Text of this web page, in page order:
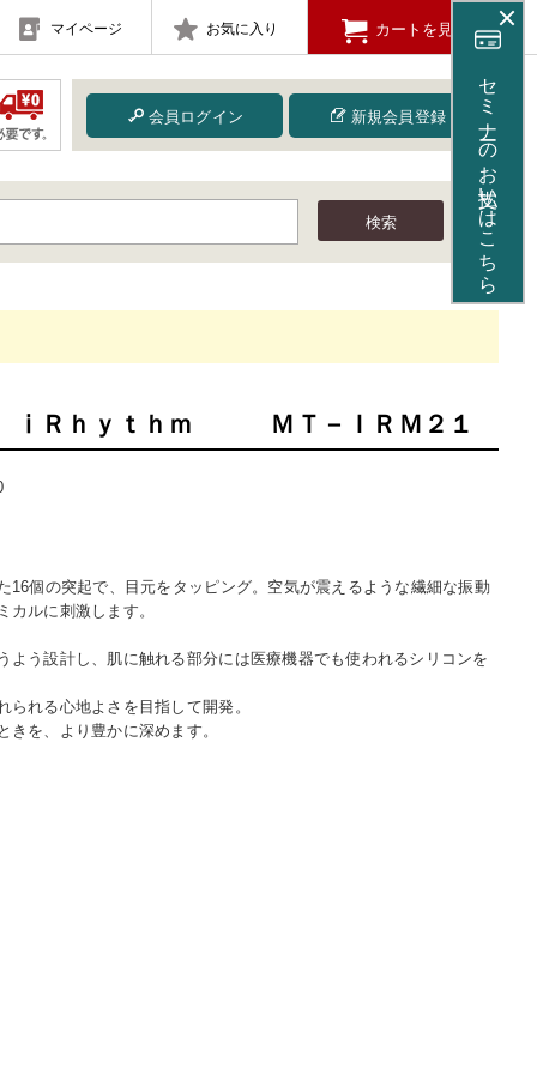
マイページ お気に入り カートを見る
会員ログイン 新規会員登録
検索
ⅰＲｈｙｔｈｍ ＭＴ－ＩＲＭ２１
16個の突起で、目元をタッピング。空気が震えるような繊細な振動
カルに刺激します。
う設計し、肌に触れる部分には医療機器でも使われるシリコンを
れる心地よさを目指して開発。
を、より豊かに深めます。
セミナーのお支払いはこちら